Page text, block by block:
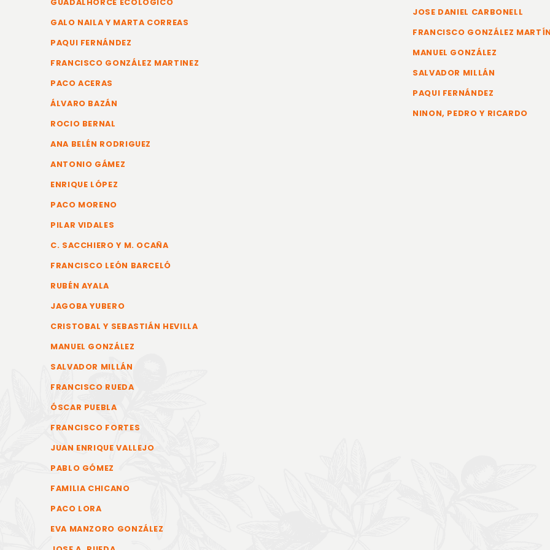
GALO NAILA Y MARTA CORREAS
PAQUI FERNÁNDEZ
FRANCISCO GONZÁLEZ MARTINEZ
PACO ACERAS
ÁLVARO BAZÁN
ROCIO BERNAL
ANA BELÉN RODRIGUEZ
ANTONIO GÁMEZ
ENRIQUE LÓPEZ
PACO MORENO
PILAR VIDALES
C. SACCHIERO Y M. OCAÑA
FRANCISCO LEÓN BARCELÓ
RUBÉN AYALA
JAGOBA YUBERO
CRISTOBAL Y SEBASTIÁN HEVILLA
MANUEL GONZÁLEZ
SALVADOR MILLÁN
FRANCISCO RUEDA
ÓSCAR PUEBLA
FRANCISCO FORTES
JUAN ENRIQUE VALLEJO
PABLO GÓMEZ
FAMILIA CHICANO
PACO LORA
EVA MANZORO GONZÁLEZ
JOSE DANIEL CARBONELL
FRANCISCO GONZÁLEZ
MANUEL GONZÁLEZ
SALVADOR MILLÁN
PAQUI FERNÁNDEZ
NINON, PEDRO Y RICARDO